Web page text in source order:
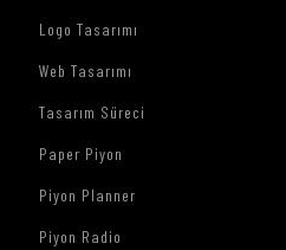
Logo Tasarımı
Web Tasarımı
Tasarım Süreci
Paper Piyon
Piyon Planner
Piyon Radio